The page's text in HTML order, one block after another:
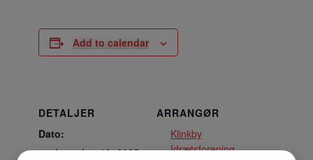
Add to calendar
DETALJER
Dato:
december 10, 2025
ARRANGØR
Klinkby
Idrætsforening